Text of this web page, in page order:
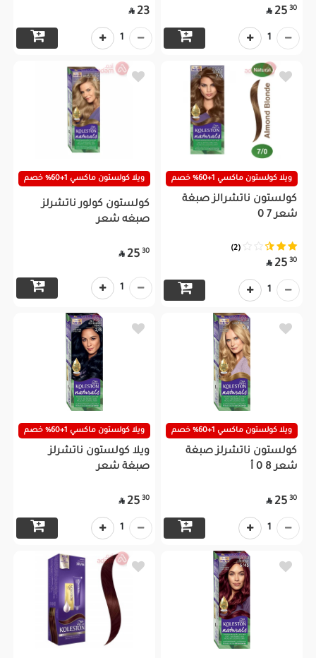
30
25

1
23

1
ويلا كولستون ماكسي 1+60% خصم
كولستون ناتشرالز صبغة
شعر 7 0
(2)
30
25

1
ويلا كولستون ماكسي 1+60% خصم
كولستون كولور ناتشرلز
صبغه شعر
30
25

1
ويلا كولستون ماكسي 1+60% خصم
كولستون ناتشرلز صبغة
شعر 8 0 أ
30
25

1
ويلا كولستون ماكسي 1+60% خصم
ويلا كولستون ناتشرلز
صبغة شعر
30
25

1